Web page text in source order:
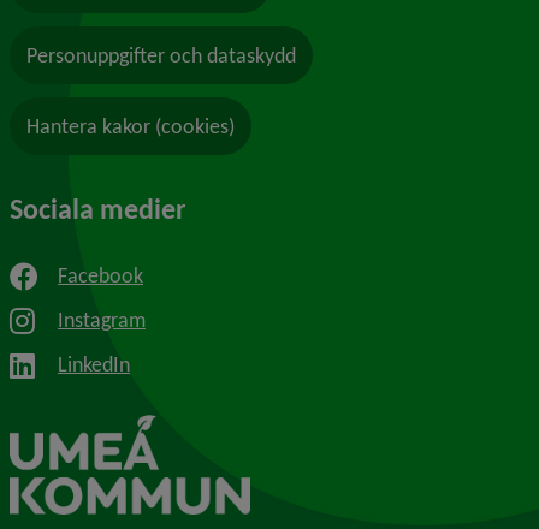
Personuppgifter och dataskydd
Hantera kakor (cookies)
Sociala medier
Facebook
Instagram
LinkedIn